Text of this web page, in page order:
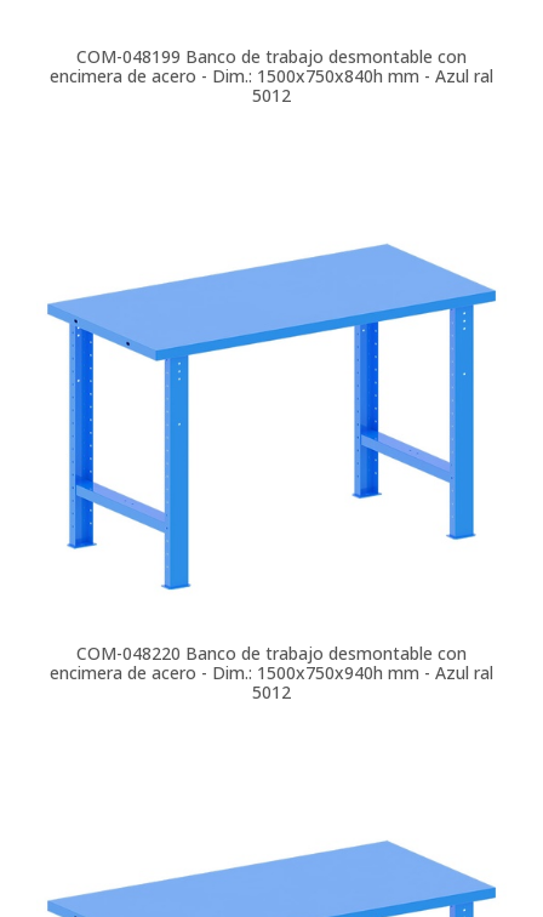
COM-048199 Banco de trabajo desmontable con
encimera de acero - Dim.: 1500x750x840h mm - Azul ral
5012
COM-048220 Banco de trabajo desmontable con
encimera de acero - Dim.: 1500x750x940h mm - Azul ral
5012